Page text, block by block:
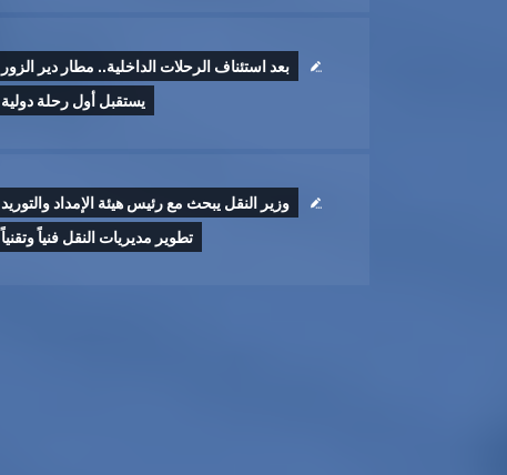
بعد استئناف الرحلات الداخلية.. مطار دير الزور
يستقبل أول رحلة دولية
وزير النقل يبحث مع رئيس هيئة الإمداد والتوريد
تطوير ‏مديريات النقل فنياً وتقنياً